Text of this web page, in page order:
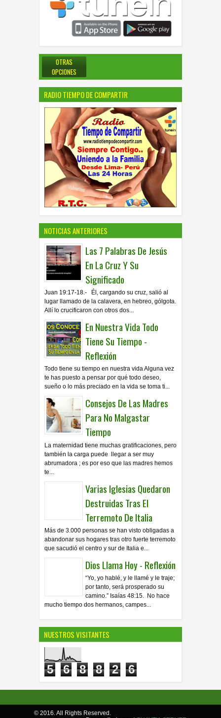
OTRAS
OPCIONES
RADIO TIEMPO DE COMPARTIR
NOTICIAS ANTERIORES
Las 7 Palabras De Jesús
En La Cruz Y Su
Significado
Juan 19:17-18.- Él, cargando su cruz, salió al
lugar llamado de la calavera, en hebreo, gólgota.
Allí lo crucificaron con otros dos...
En Nuestra Vida Todo
Tiene Su Tiempo -
Reflexión
Todo tiene su tiempo en nuestra vida Alguna vez
te has puesto a pensar por qué todo deseo,
sueño o lo más preciado en la vida se toma ti...
Consejos De Las Madres
Para No Malgastar
Tiempo
La maternidad tiene muchas gratificaciones, pero
también la carga puede llegar a ser muy
abrumadora ; es por eso que las madres hemos
te...
Varias Iglesias Quedaron
Destruidas Tras El
Terremoto De Italia
Más de 3.000 personas se han visto obligadas a
abandonar sus hogares tras otro fuerte terremoto
que sacudió el centro y sur de Italia e...
Dios Llama Hoy - Reflexión
“Yo, yo hablé, y le llamé y le traje;
por tanto, será prosperado su
camino.” Isaías 48:15. No hace
mucho tiempo dos hermanos, campes...
NUESTROS VISITANTES
5 6 8 8 2 6
© 2016. All Rights Reserved.